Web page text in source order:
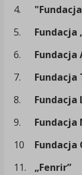
4.
5.
Fundacja
6.
7.
Fundacja
8.
Fundacja
9.
Fundacja
10
Fundacja
11.
„Fenrir”